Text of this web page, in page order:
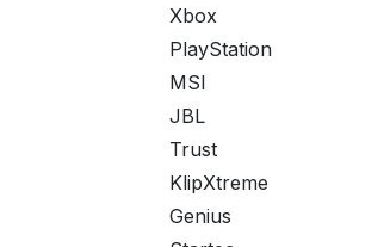
Xbox
PlayStation
MSI
JBL
Trust
KlipXtreme
Genius